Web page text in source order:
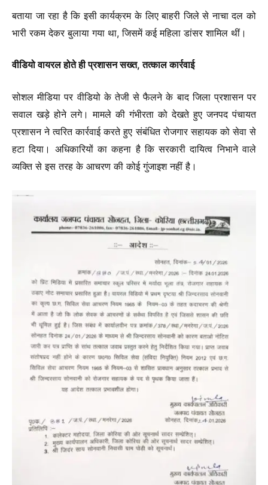
बताया जा रहा है कि इसी कार्यक्रम के लिए बाहरी जिले से नाचा दल को
भारी रकम देकर बुलाया गया था, जिसमें कई महिला डांसर शामिल थीं।
वीडियो वायरल होते ही प्रशासन सख्त, तत्काल कार्रवाई
सोशल मीडिया पर वीडियो के तेजी से फैलने के बाद जिला प्रशासन पर
सवाल खड़े होने लगे। मामले की गंभीरता को देखते हुए जनपद पंचायत
प्रशासन ने त्वरित कार्रवाई करते हुए संबंधित रोजगार सहायक को सेवा से
हटा दिया। अधिकारियों का कहना है कि सरकारी दायित्व निभाने वाले
व्यक्ति से इस तरह के आचरण की कोई गुंजाइश नहीं है।